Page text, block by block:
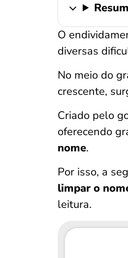
O
diversas
No meio do
crescente,
Criado pelo
oferecendo
nome.
Por isso, a
limpar o
leitura.